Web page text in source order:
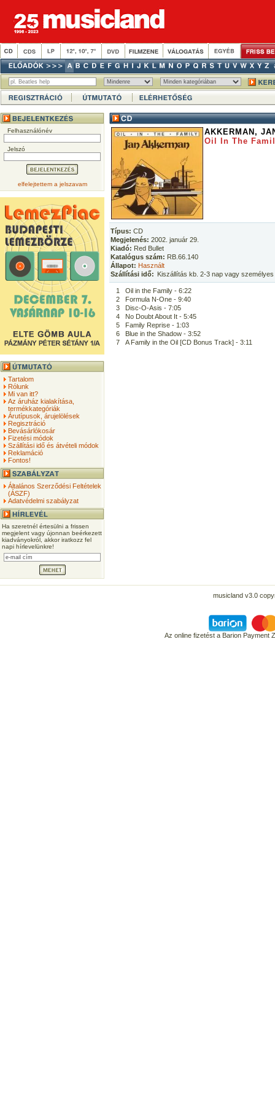
Felhasználónév
Jelszó
elfelejtettem a jelszavam
Tartalom
Rólunk
Mi van itt?
Az áruház kialakítása,
termékkategóriák
Árutípusok, árujelölések
Regisztráció
Bevásárlókosár
Fizetési módok
Szállítási idő és átvételi módok
Reklamáció
Fontos!
Általános Szerződési Feltételek
(ÁSZF)
Adatvédelmi szabályzat
Ha szeretnél értesülni a frissen
megjelent vagy újonnan beérkezett
kiadványokról, akkor iratkozz fel
napi hírlevelünkre!
AKKERMAN,
Oil In The
Típus: CD
Megjelenés: 2002. január 29.
Kiadó: Red Bullet
Katalógus szám: RB.66.140
Állapot: Használt
Szállítási idő: Kiszállítás kb. 2-3 nap vagy
1
Oil in the Family - 6:22
2
Formula N-One - 9:40
3
Disc-O-Asis - 7:05
4
No Doubt About It - 5:45
5
Family Reprise - 1:03
6
Blue in the Shadow - 3:52
7
A Family in the Oil [CD Bonus Track] - 3:11
musicland v3.0
Az online fizetést a Barion Payment